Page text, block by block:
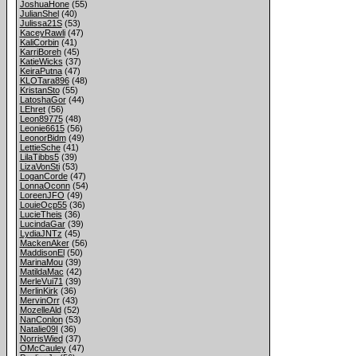
JoshuaHone(55)
JulianShel(40)
Julissa21S(53)
KaceyRawli(47)
KaliCorbin(41)
KarriBoreh(45)
KatieWicks (37)
KeiraPutna(47)
KLOTara896(48)
KristanSto(55)
LatoshaGor(44)
LEhret(56)
Leon89775(48)
Leonie6615(56)
LeonorBidm(49)
LettieSche(41)
LilaTibbs5(39)
LizaVonSti(53)
LoganCorde(47)
LonnaOconn(54)
LoreenJFO (49)
LouieOcp55(36)
LucieTheis (36)
LucindaGar(39)
LydiaJNTz (45)
MackenAker(56)
MaddisonEl(50)
MarinaMou(39)
MatildaMac (42)
MerleVui71 (39)
MerlinKirk (36)
MervinOrr(43)
MozelleAld(52)
NanConlon(53)
Natalie09I (36)
NorrisWied(37)
OMcCauley(47)